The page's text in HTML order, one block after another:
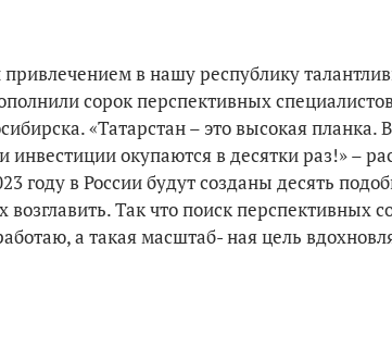
в нашу республику
сорок перспективных
«Татарстан – это высокая планка.
инвестиции окупаются в десятки раз!» –
году в России будут созданы десять
Так что поиск перспективных
а такая масштаб- ная цель